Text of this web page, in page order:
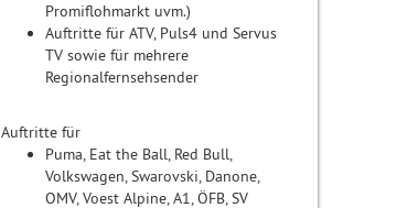
Promiflohmarkt uvm.)
Auftritte für ATV, Puls4 und Servus
TV sowie für mehrere
Regionalfernsehsender
Auftritte für
Puma, Eat the Ball, Red Bull,
Volkswagen, Swarovski, Danone,
OMV, Voest Alpine, A1, ÖFB, SV